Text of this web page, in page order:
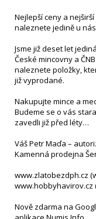
Nejlepší ceny a
naleznete jedině u
Jsme již deset let
České mincovny a
naleznete položky,
již vyprodané.
Nakupujte mince a
Budeme se o vás
zavedli již před léty…
Váš Petr Maďa –
Kamenná prodejna
www.zlatobezdph.cz
www.hobbyhavirov.cz
Nově zdarma na